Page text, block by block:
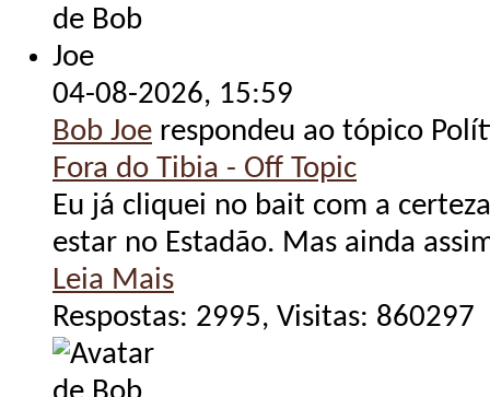
04-08-2026, 15:59
Bob Joe respondeu ao tópico
Fora do Tibia - Off Topic
Eu já cliquei no bait com a
estar no Estadão. Mas ainda
Leia Mais
Respostas: 2995, Visitas: 860297